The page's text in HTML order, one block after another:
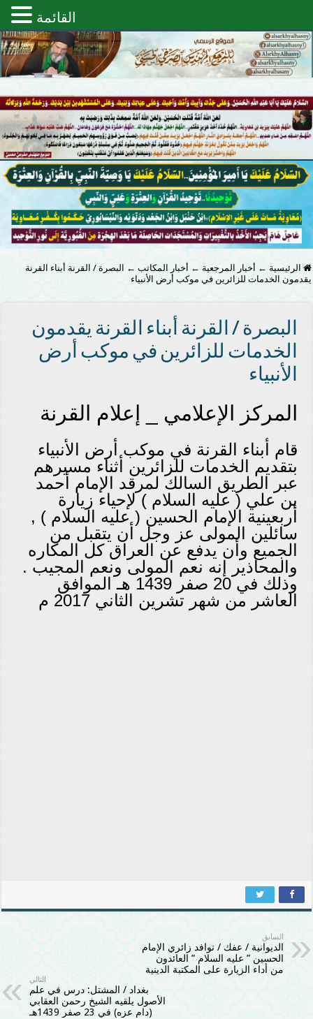
الرئيسية ← أخبار المرجعية ← أخبار المكاتب ← البصرة / القرنة أبناء القرنة
يقدمون الخدمات للزائرين في موكب أرض الأنبياء
البصرة / القرنة أبناء القرنة يقدمون
الخدمات للزائرين في موكب أرض
الأنبياء
المركز الإعلامي _ إعلام القرنة
قام أبناء القرنة في موكب أرض الأنبياء
بتقديم الخدمات للزائرين أثناء مسيرهم
عبر الطريق السالك لمرقد الإمام أحمد
بن علي ( عليه السلام ) لإحياء زيارة
أربعينية الإمام الحسين ( عليه السلام ) ,
سائلين المولى عز وجل أن يتقبل من
الجميع وأن يدفع عن العراق كل المكاره
والمحاذير إنه نعم المولى ونعم المجيب .
وذلك في 20 صفر 1439 هـ الموافق
العاشر من شهر تشرين الثاني 2017 م
السابق
الديوانية / عفك / توافد زائري الإمام
الحسين ” عليه السلام ” العائدون
من أداء الزيارة على المكتبة الدينية
التالي
بغداد / المشتل: درس في علم
الأصول يلقيه الشيخ رحمن العقابي
(دام عزه) في 23 صفر 1439هـ
القائمة